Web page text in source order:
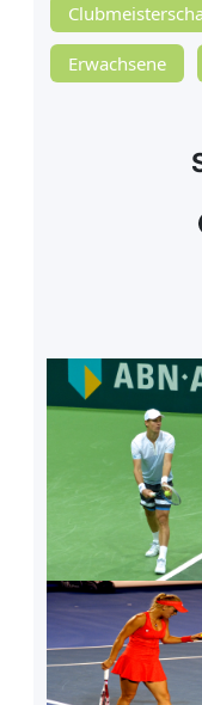
Erwachsene